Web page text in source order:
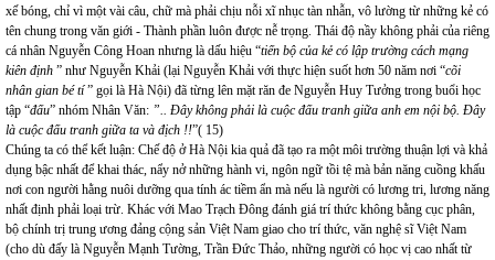
xế bóng, chỉ vì một vài câu, chữ mà phải chịu nỗi xĩ nhục tàn nhẫn, vô lường từ những kẻ có
tên chung trong văn giới - Thành phần luôn được nễ trọng. Thái độ nầy không phải của riêng
cá nhân Nguyễn Công Hoan nhưng là dấu hiệu “tiến bộ của kẻ có lập trường cách mạng
kiên định ” như Nguyễn Khải (lại Nguyễn Khải với thực hiện suốt hơn 50 năm nơi “cõi
nhân gian bé tí” gọi là Hà Nội) đã từng lên mặt răn đe Nguyễn Huy Tưởng trong buổi học
tập “đấu” nhóm Nhân Văn: ”.. Đây không phải là cuộc đấu tranh giữa anh em nội bộ. Đây
là cuộc đấu tranh giữa ta và địch !!”( 15)
Chúng ta có thể kết luận: Chế độ ở Hà Nội kia quả đã tạo ra một môi trường thuận lợi và khả
dụng bậc nhất để khai thác, nẩy nở những hành vi, ngôn ngữ tồi tệ mà bản năng cuồng khấu
nơi con người hằng nuôi dưỡng qua tính ác tiềm ẩn mà nếu là người có lương tri, lương năng
nhất định phải loại trừ. Khác với Mao Trạch Đông đánh giá trí thức không bằng cục phân,
bộ chính trị trung ương đảng cộng sản Việt Nam giao cho trí thức, văn nghệ sĩ Việt Nam
(cho dù đấy là Nguyễn Mạnh Tường, Trần Đức Thảo, những người có học vị cao nhất từ